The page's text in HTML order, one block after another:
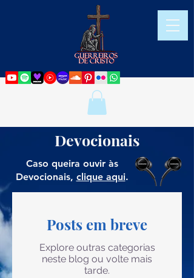
Devocionais
Caso queira ouvir às
Devocionais, clique aqui.
Posts em breve
Explore outras categorias
neste blog ou volte mais
tarde.